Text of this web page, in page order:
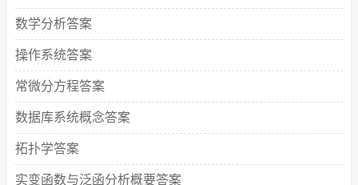
数学分析答案
操作系统答案
常微分方程答案
数据库系统概念答案
拓扑学答案
实变函数与泛函分析概要答案